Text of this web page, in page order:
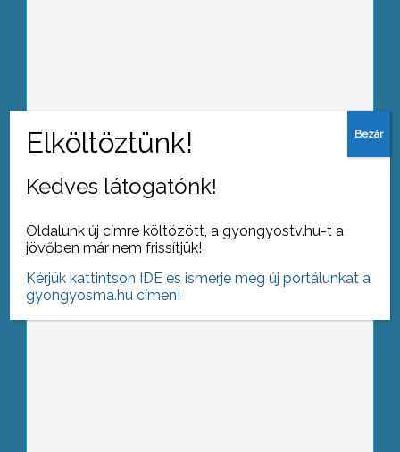
Óráját
Kedves látogatónk!
Oldalunk új címre költözött, a gyongyostv.hu-t a
jövőben már nem frissítjük!
Kérjük kattintson IDE és ismerje meg új portálunkat a
gyongyosma.hu címen!